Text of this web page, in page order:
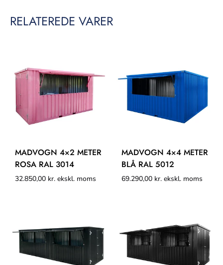
RELATEREDE VARER
MADVOGN 4×2 METER
ROSA RAL 3014
32.850,00 kr. ekskl. moms
MADVOGN 4×4 METER
BLÅ RAL 5012
69.290,00 kr. ekskl. moms